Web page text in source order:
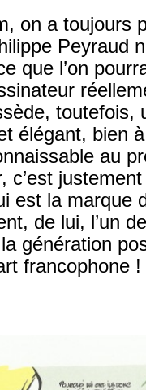
on a toujours
Peyraud
que l’on
toutefois,
élégant, bien
au
c’est
est la marque
de lui, l’un
génération
francophone !